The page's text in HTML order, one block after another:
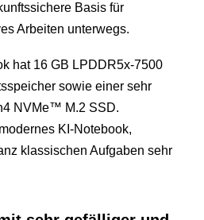
Basis für
Arbeiten unterwegs.
hat 16 GB LPDDR5x-7500
sowie einer sehr
NVMe™ M.2 SSD.
KI-Notebook,
klassischen Aufgaben sehr